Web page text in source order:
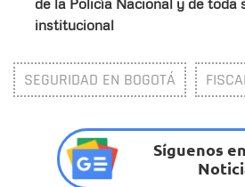
institucional
SEGURIDAD EN BOGOTÁ
Síguenos